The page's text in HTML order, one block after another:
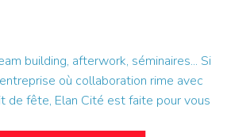
building, afterwork, séminaires... Si
où collaboration rime avec
de fête, Elan Cité est faite pour vous